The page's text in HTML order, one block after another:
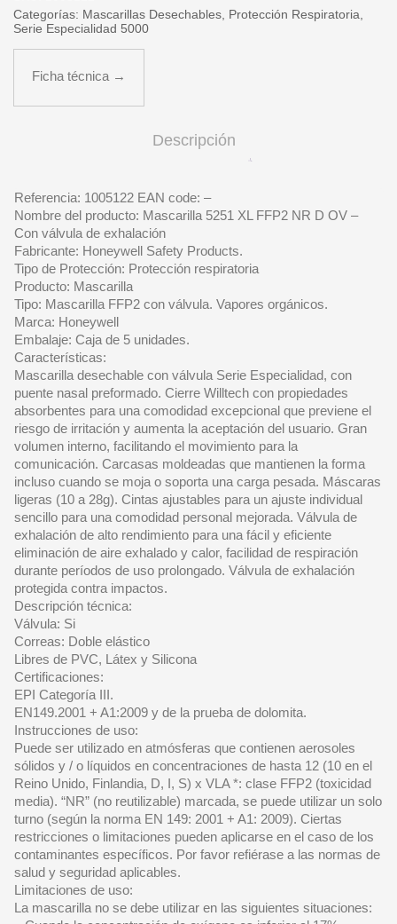
Categorías: Mascarillas Desechables Protección Respiratoria
Serie Especialidad 5000
Ficha técnica →
Descripción
Referencia: 1005122 EAN code: –
Nombre del producto: Mascarilla 5251 XL FFP2 NR D OV –
Con válvula de exhalación
Fabricante: Honeywell Safety Products.
Tipo de Protección: Protección respiratoria
Producto: Mascarilla
Tipo: Mascarilla FFP2 con válvula. Vapores orgánicos.
Marca: Honeywell
Embalaje: Caja de 5 unidades.
Características:
Mascarilla desechable con válvula Serie Especialidad, con
puente nasal preformado. Cierre Willtech con propiedades
absorbentes para una comodidad excepcional que previene el
riesgo de irritación y aumenta la aceptación del usuario. Gran
volumen interno, facilitando el movimiento para la
comunicación. Carcasas moldeadas que mantienen la forma
incluso cuando se moja o soporta una carga pesada. Máscaras
ligeras (10 a 28g). Cintas ajustables para un ajuste individual
sencillo para una comodidad personal mejorada. Válvula de
exhalación de alto rendimiento para una fácil y eficiente
eliminación de aire exhalado y calor, facilidad de respiración
durante períodos de uso prolongado. Válvula de exhalación
protegida contra impactos.
Descripción técnica:
Válvula: Si
Correas: Doble elástico
Libres de PVC, Látex y Silicona
Certificaciones:
EPI Categoría III.
EN149.2001 + A1:2009 y de la prueba de dolomita.
Instrucciones de uso:
Puede ser utilizado en atmósferas que contienen aerosoles
sólidos y / o líquidos en concentraciones de hasta 12 (10 en el
Reino Unido, Finlandia, D, I, S) x VLA *: clase FFP2 (toxicidad
media). “NR” (no reutilizable) marcada, se puede utilizar un solo
turno (según la norma EN 149: 2001 + A1: 2009). Ciertas
restricciones o limitaciones pueden aplicarse en el caso de los
contaminantes específicos. Por favor refiérase a las normas de
salud y seguridad aplicables.
Limitaciones de uso:
La mascarilla no se debe utilizar en las siguientes situaciones: